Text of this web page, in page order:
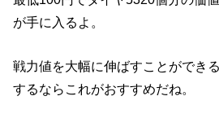
が手に入るよ。
戦力値を大幅に伸ばすことができ
するならこれがおすすめだね。